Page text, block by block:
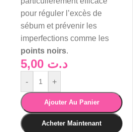
pour réguler l’excès de
sébum et prévenir les
imperfections comme les
points noirs.
د.ت
- +
Ajouter Au Panier
Acheter Maintenant